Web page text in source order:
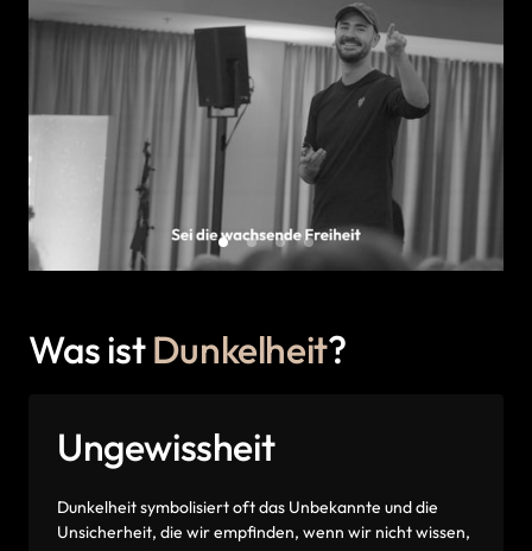
Was ist Dunkelheit?
Ungewissheit
Dunkelheit symbolisiert oft das Unbekannte und
Unsicherheit, die wir empfinden, wenn wir nicht